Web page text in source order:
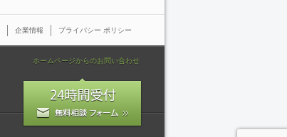
企業情報 プライバシー ポリシー
ホームページからのお問い合わせ